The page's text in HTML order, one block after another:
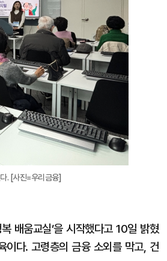
. [사진=우리금융]
배움교실’을 시작했다고 10일 밝혔
이다. 고령층의 금융 소외를 막고, 건